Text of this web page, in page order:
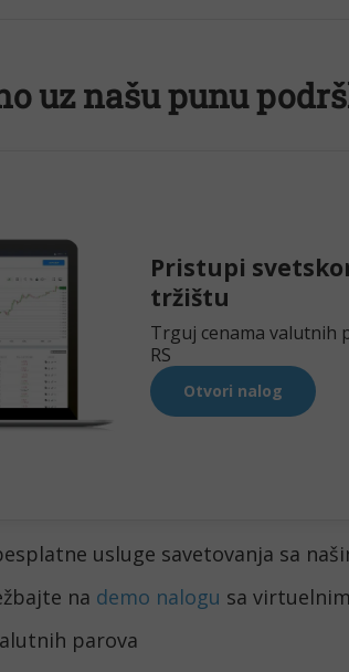
uz našu punu
usluge savetovanja sa
na demo nalogu sa
parova